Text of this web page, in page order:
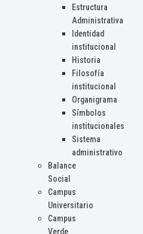
Estructura
Administrativa
Identidad
institucional
Historia
Filosofía
institucional
Organigrama
Símbolos
institucionales
Sistema
administrativo
Balance
Social
Campus
Universitario
Campus
Verde